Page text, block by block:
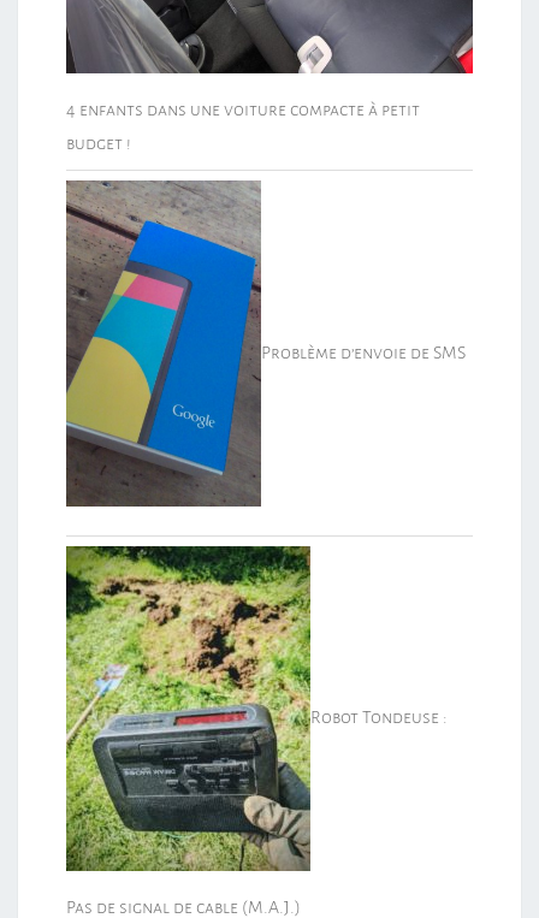
4 enfants dans une voiture compacte à petit
budget !
Problème d’envoie de SMS
Robot Tondeuse :
Pas de signal de cable (M.A.J.)